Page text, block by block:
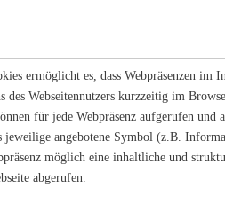
ermöglicht es, dass Webpräsenzen im
Webseitennutzers kurzzeitig im
für jede Webpräsenz aufgerufen
angebotene Symbol (z.B.
möglich eine inhaltliche und
abgerufen.